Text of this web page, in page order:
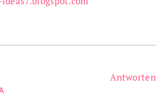
Antworten